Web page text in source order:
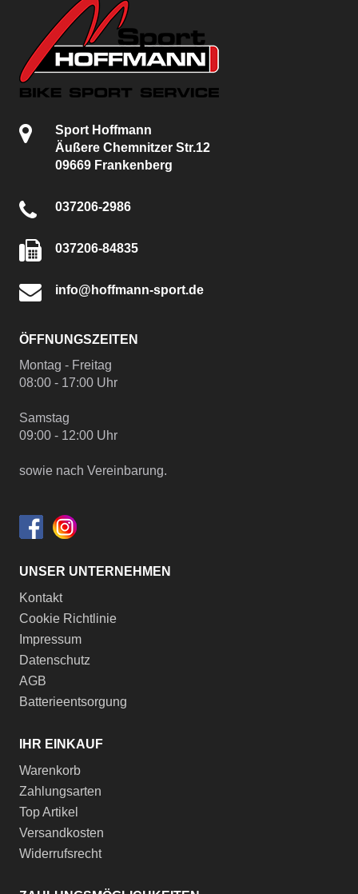
Sport Hoffmann
Äußere Chemnitzer Str.12
09669 Frankenberg
037206-2986
037206-84835
info@hoffmann-sport.de
ÖFFNUNGSZEITEN
Montag - Freitag
08:00 - 17:00 Uhr
Samstag
09:00 - 12:00 Uhr
sowie nach Vereinbarung.
UNSER UNTERNEHMEN
Kontakt
Cookie Richtlinie
Impressum
Datenschutz
AGB
Batterieentsorgung
IHR EINKAUF
Warenkorb
Zahlungsarten
Top Artikel
Versandkosten
Widerrufsrecht